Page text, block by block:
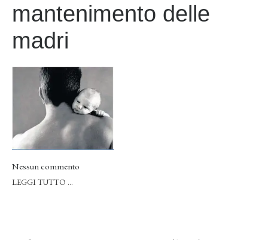
mantenimento delle
madri
Nessun commento
LEGGI TUTTO …